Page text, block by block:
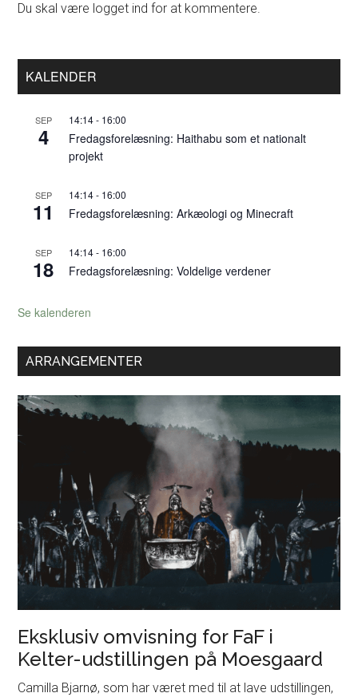
Du skal være logget ind for at kommentere.
Primær
Sidebar
KALENDER
SEP
4
14:14- 16:00
Fredagsforelæsning: Haithabu som et nationalt
projekt
SEP
11
14:14- 16:00
Fredagsforelæsning: Arkæologi og Minecraft
SEP
18
14:14- 16:00
Fredagsforelæsning: Voldelige verdener
Se kalenderen
ARRANGEMENTER
Eksklusiv omvisning for FaF i
Kelter-udstillingen på Moesgaard
Camilla Bjarnø, som har været med til at lave udstillingen,